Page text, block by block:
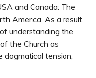
and Canada: The
America. As a result,
understanding the
the Church as
dogmatical tension,